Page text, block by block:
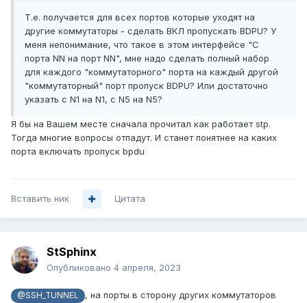
Т.е. получается для всех портов которые уходят на
другие коммутаторы - сделать ВКЛ пропускать BDPU? У
меня непонимание, что такое в этом интерфейсе "С
порта NN на порт NN", мне надо сделать полный набор
для каждого "коммутаторного" порта на каждый другой
"коммутаторный" порт пропуск BDPU? Или достаточно
указать с N1 на N1, с N5 на N5?
Я бы на Вашем месте сначала прочитал как работает stp.
Тогда многие вопросы отпадут. И станет понятнее на каких
порта включать пропуск bpdu
Вставить ник Цитата
StSphinx
Опубликовано 4 апреля, 2023
@SSH_TUNNEL
, на порты в сторону других коммутаторов